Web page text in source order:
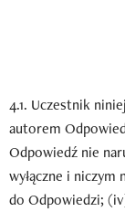
4.1. Uczestnik
autorem
Odpowiedź nie
wyłączne i
do Odpowiedzi;